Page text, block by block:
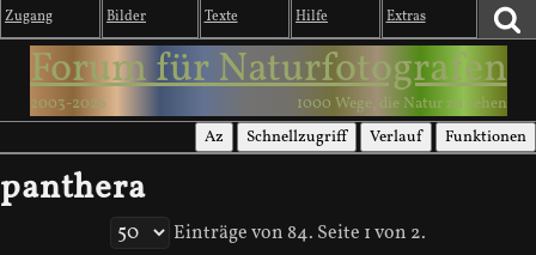
Zugang Bilder Texte Hilfe Extras
Forum für Naturfotografen
2003-2026 1000 Wege, die Natur zu sehen
Az Schnellzugriff Verlauf Funktionen
panthera
Einträge von 84. Seite 1 von 2.